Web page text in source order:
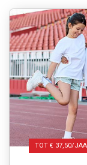
TOT € 37,50/